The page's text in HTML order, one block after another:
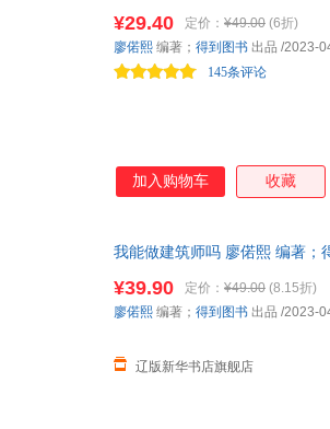
师篇。建筑师成长周期很长吗
筑师还有项目做吗……你关心的
¥29.40 定价： ¥49.00 (6折)
145条评论
廖偌熙 编著； 得到图书 出品 /2023-
加入购物车 收藏
我能做建筑师吗 廖偌熙 编著；
¥39.90 定价： ¥49.00 (8.15折)
辽版新华书店旗舰店
廖偌熙 编著； 得到图书 出品 /2023-